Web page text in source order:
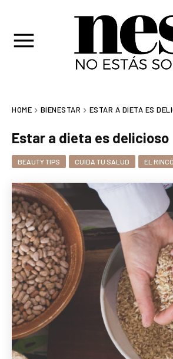
HOME BIENESTAR ESTAR A DIETA ES
Estar a dieta es delicioso
BEAUTY TIPS CUIDA TU SALUD EL